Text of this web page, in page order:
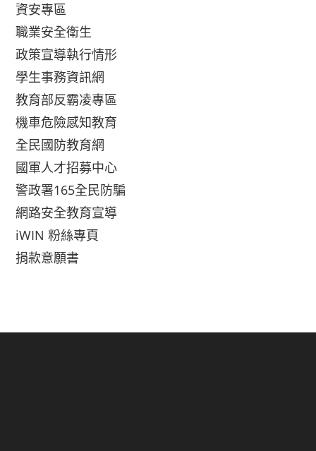
資安專區
職業安全衛生
政策宣導執行情形
學生事務資訊網
教育部反霸凌專區
機車危險感知教育
全民國防教育網
國軍人才招募中心
警政署165全民防騙
網路安全教育宣導
iWIN 粉絲專頁
捐款意願書